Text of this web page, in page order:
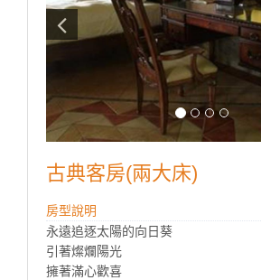
古典客房(兩大床)
房型說明
永遠追逐太陽的向日葵
引著燦爛陽光
擁著滿心歡喜